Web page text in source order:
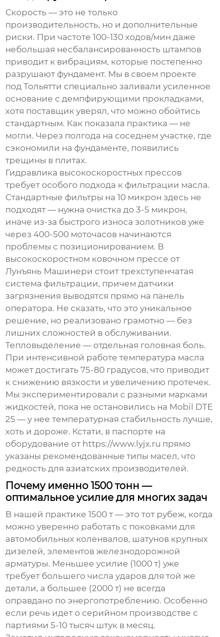
Скорость — это не только
производительность, но и дополнительные
риски. При частоте 100-130 ходов/мин даже
небольшая несбалансированность штампов
приводит к вибрациям, которые постепенно
разрушают фундамент. Мы в своем проекте
под Тольятти специально заливали усиленное
основание с демпфирующими прокладками,
хотя поставщик уверял, что можно обойтись
стандартным. Как показала практика — не
могли. Через полгода на соседнем участке, где
сэкономили на фундаменте, появились
трещины в плитах.
Гидравлика высокоскоростных прессов
требует особого подхода к фильтрации масла.
Стандартные фильтры на 10 микрон здесь не
подходят — нужна очистка до 3-5 микрон,
иначе из-за быстрого износа золотников уже
через 400-500 моточасов начинаются
проблемы с позиционированием. В
высокоскоростном ковочном прессе от
Лунъянь Машинери стоит трехступенчатая
система фильтрации, причем датчики
загрязнения выводятся прямо на панель
оператора. Не сказать, что это уникальное
решение, но реализовано грамотно — без
лишних сложностей в обслуживании.
Тепловыделение — отдельная головная боль.
При интенсивной работе температура масла
может достигать 75-80 градусов, что приводит
к снижению вязкости и увеличению протечек.
Мы экспериментировали с разными марками
жидкостей, пока не остановились на Mobil DTE
25 — у нее температурная стабильность лучше,
хоть и дороже. Кстати, в паспорте на
оборудование от https://www.lyjx.ru прямо
указаны рекомендованные типы масел, что
редкость для азиатских производителей.
Почему именно 1500 тонн —
оптимальное усилие для многих задач
В нашей практике 1500 т — это тот рубеж, когда
можно уверенно работать с поковками для
автомобильных коленвалов, шатунов крупных
дизелей, элементов железнодорожной
арматуры. Меньшее усилие (1000 т) уже
требует большего числа ударов для той же
детали, а большее (2000 т) не всегда
оправдано по энергопотреблению. Особенно
если речь идет о серийном производстве с
партиями 5-10 тысяч штук в месяц.